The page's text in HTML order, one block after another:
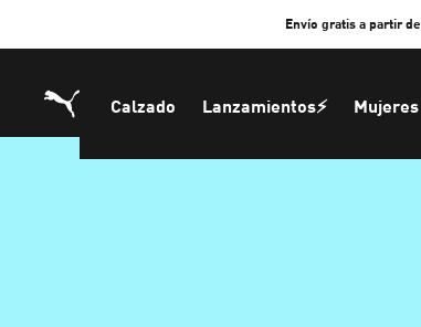
Envío gratis a partir
Calzado Lanzamientos⚡ Mujeres